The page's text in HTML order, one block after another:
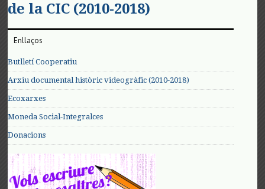
de la CIC (2010-2018)
Enllaços
Butlletí Cooperatiu
Arxiu documental històric videogràfic (2010-2018)
Ecoxarxes
Moneda Social-Integralces
Donacions